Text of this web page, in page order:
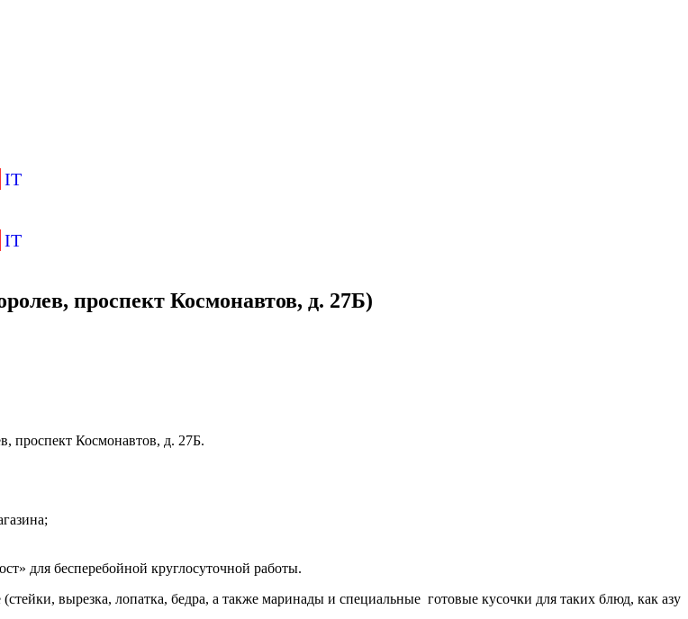
IT
IT
проспект Космонавтов, д. 27Б)
проспект Космонавтов, д. 27Б.
для бесперебойной круглосуточной работы.
вырезка, лопатка, бедра, а также маринады и специальные готовые кусочки для таких блюд, как азу